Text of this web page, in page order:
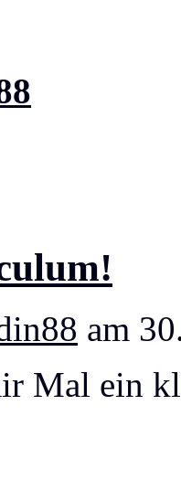
am
Mal ein